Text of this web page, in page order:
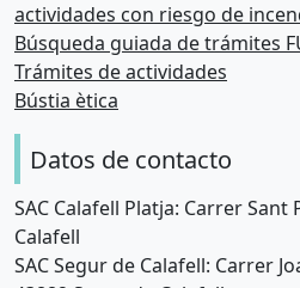
actividades con riesgo de
Búsqueda guiada de trámites
Trámites de actividades
Bústia ètica
Datos de contacto
SAC Calafell Platja: Carrer Sant
Calafell
SAC Segur de Calafell: Carrer